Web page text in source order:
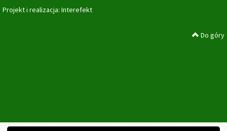
Projekt i realizacja: Interefekt
Do góry